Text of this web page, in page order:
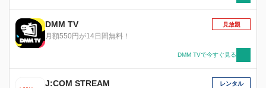
DMM TV
月額550円が14日間無料！
見放題
DMM TVで今すぐ見る
J:COM STREAM レンタル